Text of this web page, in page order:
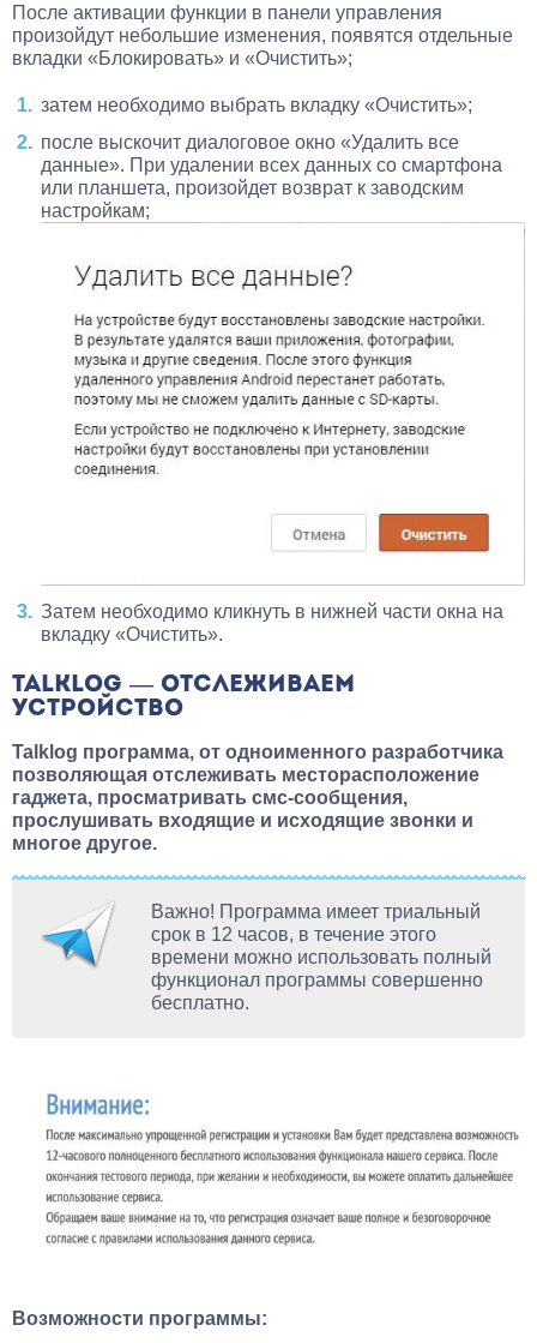
После активации функции в панели управления
произойдут небольшие изменения, появятся отдельные
вкладки «Блокировать» и «Очистить»;
затем необходимо выбрать вкладку «Очистить»;
после выскочит диалоговое окно «Удалить все
данные». При удалении всех данных со смартфона
или планшета, произойдет возврат к заводским
настройкам;
Затем необходимо кликнуть в нижней части окна на
вкладку «Очистить».
TALKLOG — ОТСЛЕЖИВАЕМ
УСТРОЙСТВО
Talklog программа, от одноименного разработчика
позволяющая отслеживать месторасположение
гаджета, просматривать смс-сообщения,
прослушивать входящие и исходящие звонки и
многое другое.
Важно! Программа имеет триальный
срок в 12 часов, в течение этого
времени можно использовать полный
функционал программы совершенно
бесплатно.
Возможности программы: